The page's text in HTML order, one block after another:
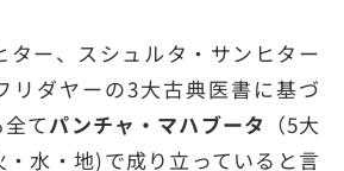
ター、スシュルタ・サンヒター
リダヤーの3大古典医書に基づ
てパンチャ・マハブータ （5大
水・地)で成り立っていると言